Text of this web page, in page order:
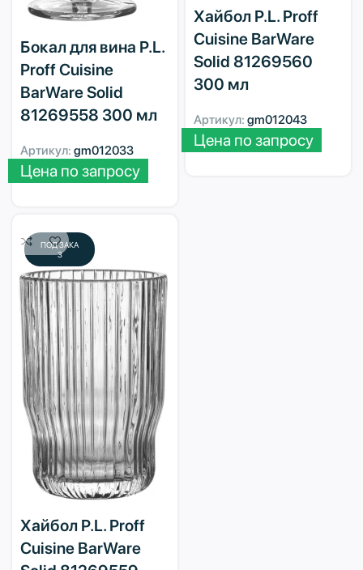
Бокал для вина P.L.
Proff Cuisine
BarWare Solid
81269558 300 мл
Артикул: gm012033
Цена по запросу
Хайбол P.L. Proff
Cuisine BarWare
Solid 81269560
300 мл
Артикул: gm012043
Цена по запросу
ПОД ЗАКА
З
Хайбол P.L. Proff
Cuisine BarWare